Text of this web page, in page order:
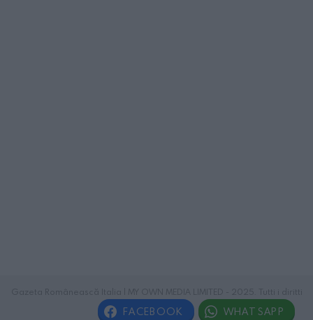
riservati.
FACEBOOK WHATSAPP